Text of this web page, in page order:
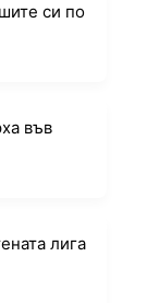
си по
във
лига